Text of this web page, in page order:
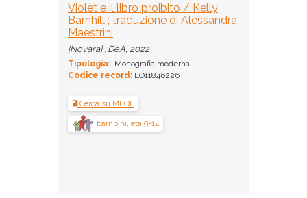
Violet e il libro proibito / Kelly
Barnhill ; traduzione di Alessandra
Maestrini
[Novara] : DeA, 2022
Tipologia: Monografia moderna
Codice record: LO11846226
Cerca su MLOL
bambini, età 9-14